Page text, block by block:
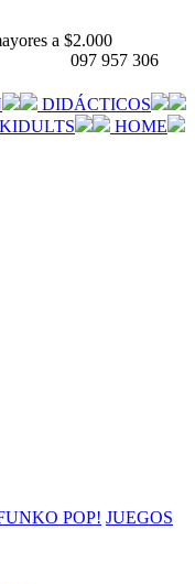
a $2.000
097 957 306
DIDÁCTICOS
KIDULTS
HOME
POP! JUEGOS